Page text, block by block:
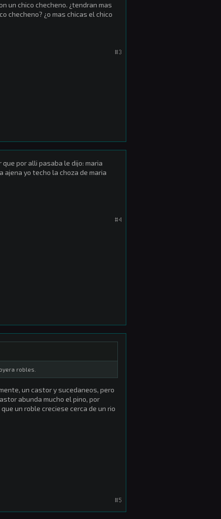
un chico checheno. ¿tendran mas
checheno? ¿o mas chicas el chico
#3
por alli pasaba le dijo: maria
ajena yo techo la choza de maria
#4
robles.
un castor y sucedaneos, pero
abunda mucho el pino, por
un roble creciese cerca de un rio
#5